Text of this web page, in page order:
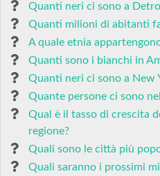
Quanti neri ci sono a
Quanti milioni di abitanti
A quale etnia
Quanti sono i bianchi in
Quanti neri ci sono a New
Quante persone ci sono
Qual è il tasso di crescita
regione?
Quali sono le città più
Quali saranno i prossimi